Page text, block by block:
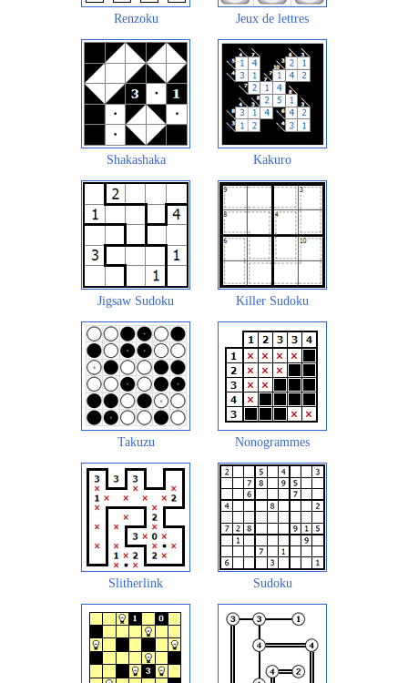
Renzoku Jeux de lettres
Shakashaka Kakuro
Jigsaw Sudoku Killer Sudoku
Takuzu Nonogrammes
Slitherlink Sudoku